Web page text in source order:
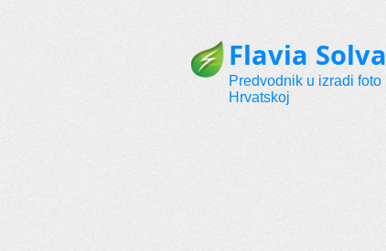
Flavia
Predvodnik u izradi foto
Hrvatskoj